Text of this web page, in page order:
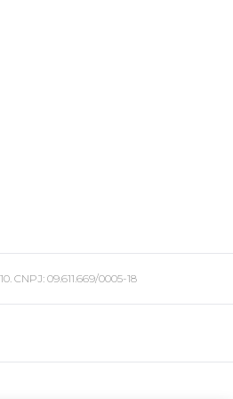
CNPJ: 09.611.669/0005-18